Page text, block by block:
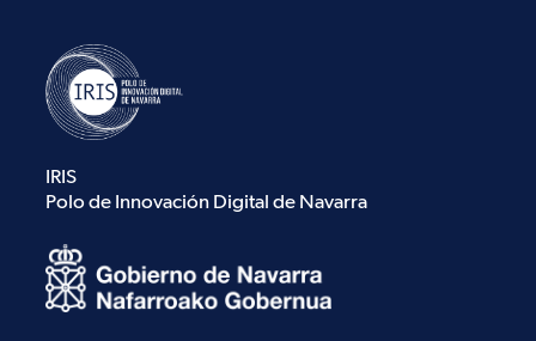
IRIS
Polo de Innovación Digital de Navarra